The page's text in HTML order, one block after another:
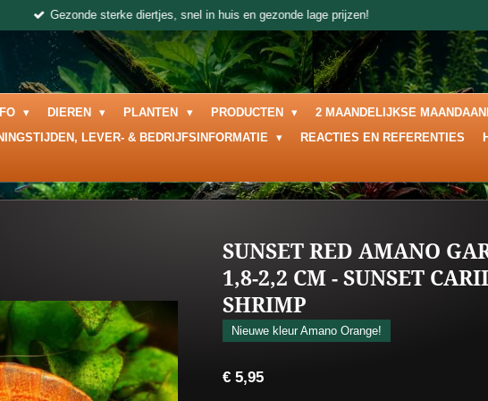
Gezonde sterke diertjes, snel in huis en gezonde lage prijzen!
DIEREN PLANTEN PRODUCTEN
2 MAANDELIJKSE
LEVER- & BEDRIJFSINFORMATIE REACTIES EN REFERENTIES
SUNSET RED AMANO
1,8-2,2 CM - SUNSET
SHRIMP
Nieuwe kleur Amano Orange!
€ 5,95